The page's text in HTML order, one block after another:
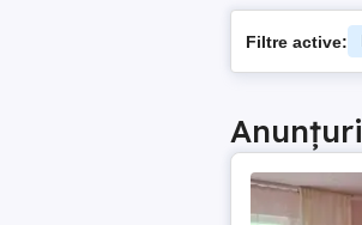
Filtre active:
Anunțuri